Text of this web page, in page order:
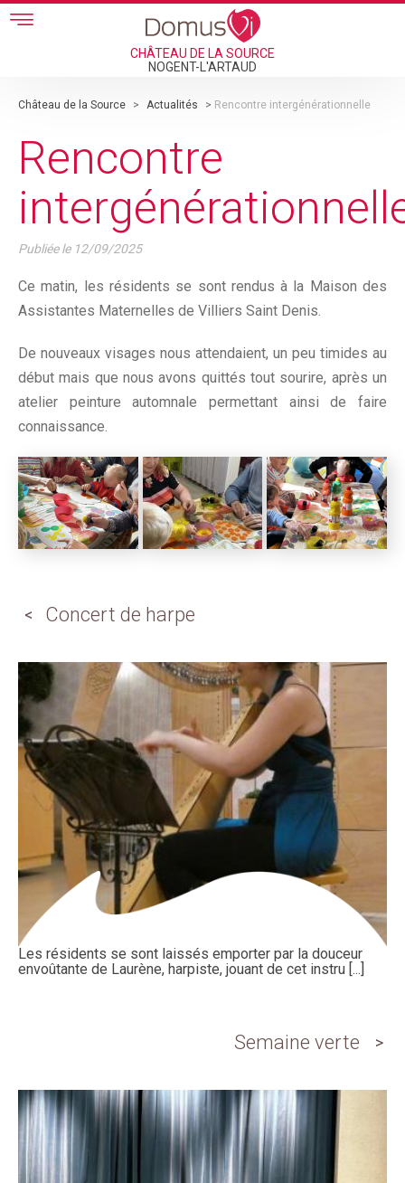
Skip to main content
CHÂTEAU DE LA SOURCE
NOGENT-L'ARTAUD
Château de la Source > Actualités > Rencontre intergénérationnelle
Rencontre
Publiée le 12/09/2025
Ce matin, les résidents se sont rendus à la Maison des
Assistantes Maternelles de Villiers Saint Denis.
De nouveaux visages nous attendaient, un peu timides au
début mais que nous avons quittés tout sourire, après un
atelier peinture automnale permettant ainsi de faire
connaissance.
Concert de harpe
Les résidents se sont laissés emporter par la douceur
envoûtante de Laurène, harpiste, jouant de cet instru [...]
Semaine verte